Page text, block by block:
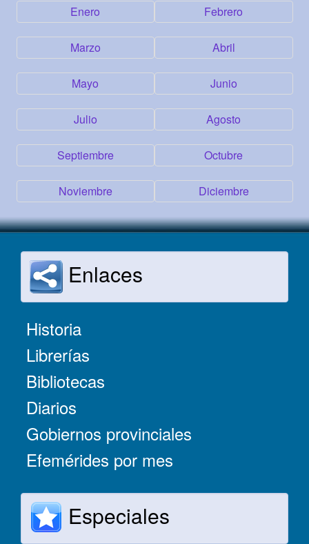
Enero Febrero
Marzo Abril
Mayo Junio
Julio Agosto
Septiembre Octubre
Noviembre Diciembre
Enlaces
Historia
Librerías
Bibliotecas
Diarios
Gobiernos provinciales
Efemérides por mes
Especiales